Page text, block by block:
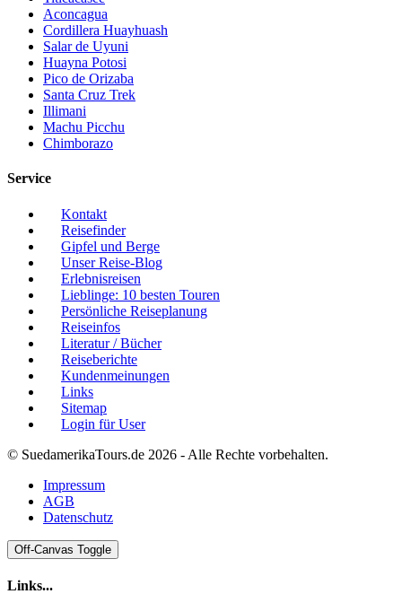
Aconcagua
Cordillera Huayhuash
Salar de Uyuni
Huayna Potosi
Pico de Orizaba
Santa Cruz Trek
Illimani
Machu Picchu
Chimborazo
Service
Kontakt
Reisefinder
Gipfel und Berge
Unser Reise-Blog
Erlebnisreisen
Lieblinge: 10 besten Touren
Persönliche Reiseplanung
Reiseinfos
Literatur / Bücher
Reiseberichte
Kundenmeinungen
Links
Sitemap
Login für User
© SuedamerikaTours.de 2026 - Alle Rechte vorbehalten.
Impressum
AGB
Datenschutz
Off-Canvas Toggle
Links...